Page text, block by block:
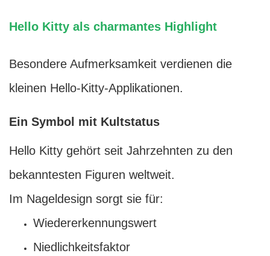
Hello Kitty als charmantes Highlight
Besondere Aufmerksamkeit verdienen die
kleinen Hello-Kitty-Applikationen.
Ein Symbol mit Kultstatus
Hello Kitty gehört seit Jahrzehnten zu den
bekanntesten Figuren weltweit.
Im Nageldesign sorgt sie für:
Wiedererkennungswert
Niedlichkeitsfaktor